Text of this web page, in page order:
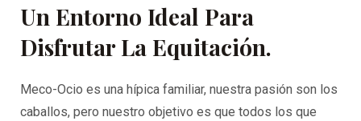
Un Entorno Ideal Para
Disfrutar La Equitación.
Meco-Ocio es una hípica familiar, nuestra pasión son los
caballos, pero nuestro objetivo es que todos los que